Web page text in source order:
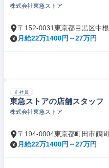
株式会社東急ストア
〒152-0031東京都目黒区中根
月給22万1400円～27万円
正社員
東急ストアの店舗スタッフ
株式会社東急ストア
〒194-0004東京都町田市鶴間
月給22万1400円～27万円